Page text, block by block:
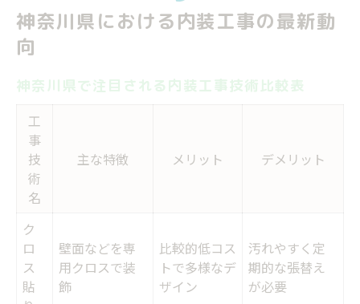
神奈川県における内装工事の最新動
向
神奈川県で注目される内装工事技術比較表
工
事
技
術
名
主な特徴 メリット デメリット
ク
ロ
ス
貼
壁面などを専
用クロスで装
飾
比較的低コス
トで多様なデ
ザイン
汚れやすく定
期的な張替え
が必要